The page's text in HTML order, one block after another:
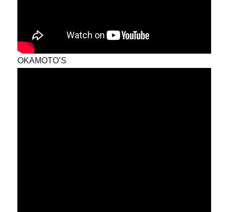
OKAMOTO’S